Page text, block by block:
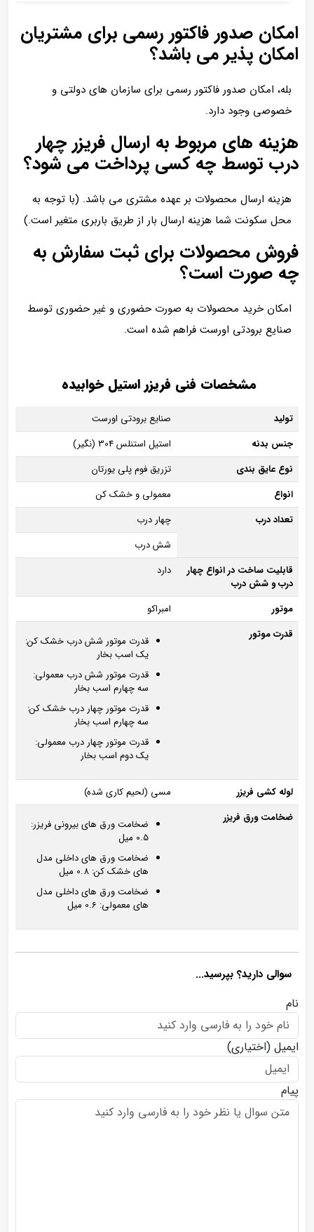
امکان صدور فاکتور رسمی برای مشتریان
امکان پذیر می باشد؟
بله، امکان صدور فاکتور رسمی برای سازمان های دولتی و
خصوصی وجود دارد.
هزینه های مربوط به ارسال فریزر چهار
درب توسط چه کسی پرداخت می شود؟
هزینه ارسال محصولات بر عهده مشتری می باشد. (با توجه به
محل سکونت شما هزینه ارسال بار از طریق باربری متغیر است.)
فروش محصولات برای ثبت سفارش به
چه صورت است؟
امکان خرید محصولات به صورت حضوری و غیر حضوری توسط
صنایع برودتی اورست فراهم شده است.
مشخصات فنی فریزر استیل خوابیده
تولید
صنایع برودتی اورست
جنس بدنه
استیل استنلس 304 (نگیر)
نوع عایق بندی
تزریق فوم پلی یورتان
انواع
معمولی و خشک کن
تعداد درب
چهار درب
شش درب
قابلیت ساخت در انواع چهار
درب و شش درب
دارد
موتور
امبراکو
قدرت موتور
قدرت موتور شش درب خشک کن:
یک اسب بخار
قدرت موتور شش درب معمولی:
سه چهارم اسب بخار
قدرت موتور چهار درب خشک کن:
سه چهارم اسب بخار
قدرت موتور چهار درب معمولی:
یک دوم اسب بخار
لوله کشی فریزر
مسی (لحیم کاری شده)
ضخامت ورق فریزر
ضخامت ورق های بیرونی فریزر:
0.5 میل
ضخامت ورق های داخلی مدل
های خشک کن: 0.8 میل
ضخامت ورق های داخلی مدل
های معمولی: 0.6 میل
سوالی دارید؟ بپرسید...
نام
ایمیل (اختیاری)
پیام